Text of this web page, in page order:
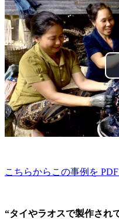
こちらからこの事例を
“タイやラオスで製作され